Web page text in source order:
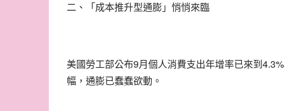
二、「成本推升型通膨」悄悄來臨
美國勞工部公布9月個人消費支出年增率已來到4.3%
幅，通膨已蠢蠢欲動。